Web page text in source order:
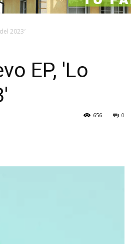
2023′
EP, 'Lo
0
656